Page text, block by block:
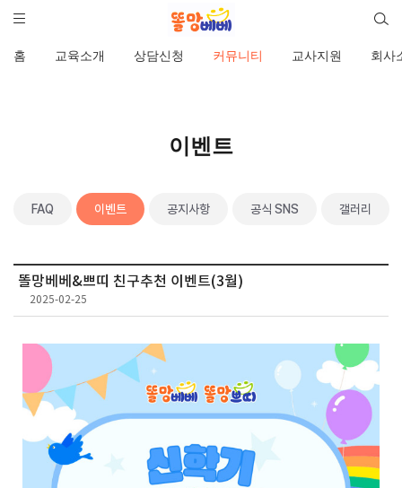
홈 교육소개 상담신청 커뮤니티 교사지원 회사
이벤트
FAQ 이벤트 공지사항 공식 SNS 갤러리
똘망베베&쁘띠 친구추천 이벤트(3월)
2025-02-25